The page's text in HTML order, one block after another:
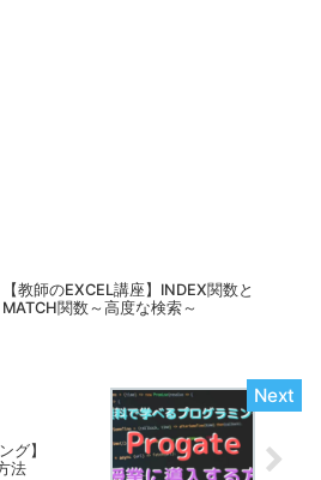
【教師のEXCEL講座】INDEX関数と
MATCH関数～高度な検索～
グ】
法